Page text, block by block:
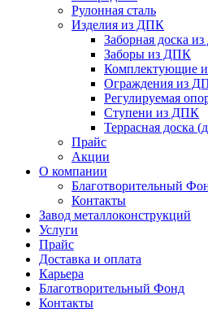
Рулонная сталь
Изделия из ДПК
Заборная доска
Заборы из ДПК
Комплектующие
Ограждения из
Регулируемая
Ступени из ДПК
Террасная доска
Прайс
Акции
О компании
Благотворительный
Контакты
Завод металлоконструкций
Услуги
Прайс
Доставка и оплата
Карьера
Благотворительный Фонд
Контакты